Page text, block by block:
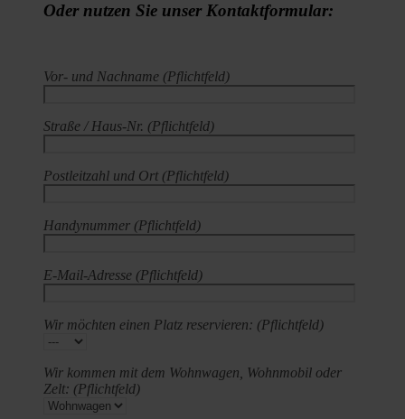
Oder nutzen Sie unser Kontaktformular:
Vor- und Nachname (Pflichtfeld)
Straße / Haus-Nr. (Pflichtfeld)
Postleitzahl und Ort (Pflichtfeld)
Handynummer (Pflichtfeld)
E-Mail-Adresse (Pflichtfeld)
Wir möchten einen Platz reservieren: (Pflichtfeld)
Wir kommen mit dem Wohnwagen, Wohnmobil oder
Zelt: (Pflichtfeld)